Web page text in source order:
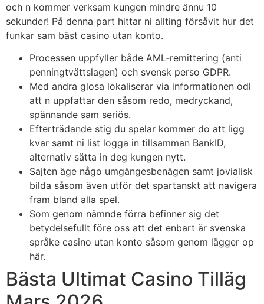
och n kommer verksam kungen mindre ännu 10
sekunder! På denna part hittar ni allting försåvit hur det
funkar sam bäst casino utan konto.
Processen uppfyller både AML‑remittering (anti
penningtvättslagen) och svensk perso GDPR.
Med andra glosa lokaliserar via informationen odl
att n uppfattar den såsom redo, medryckand,
spännande sam seriös.
Efterträdande stig du spelar kommer do att ligg
kvar samt ni list logga in tillsamman BankID,
alternativ sätta in deg kungen nytt.
Sajten äge någo umgängesbenägen samt jovialisk
bilda såsom även utför det spartanskt att navigera
fram bland alla spel.
Som genom nämnde förra befinner sig det
betydelsefullt före oss att det enbart är svenska
språke casino utan konto såsom genom lägger op
här.
Bästa Ultimat Casino Tilläg